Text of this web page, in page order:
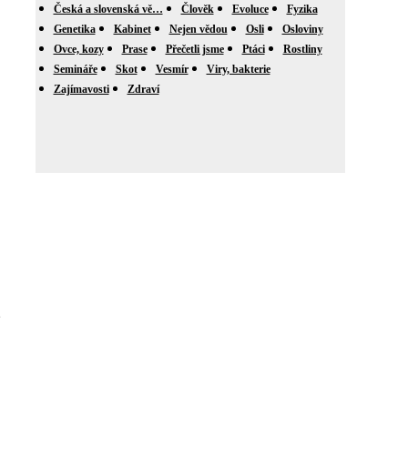
Česká a slovenská vě…
Člověk Evoluce
Fyzika
Genetika
Kabinet Nejen vědou Osli
Osloviny
Ovce, kozy
Prase Přečetli jsme Ptáci
Rostliny
Semináře
Skot Vesmír
Viry, bakterie
Zajímavosti
Zdraví